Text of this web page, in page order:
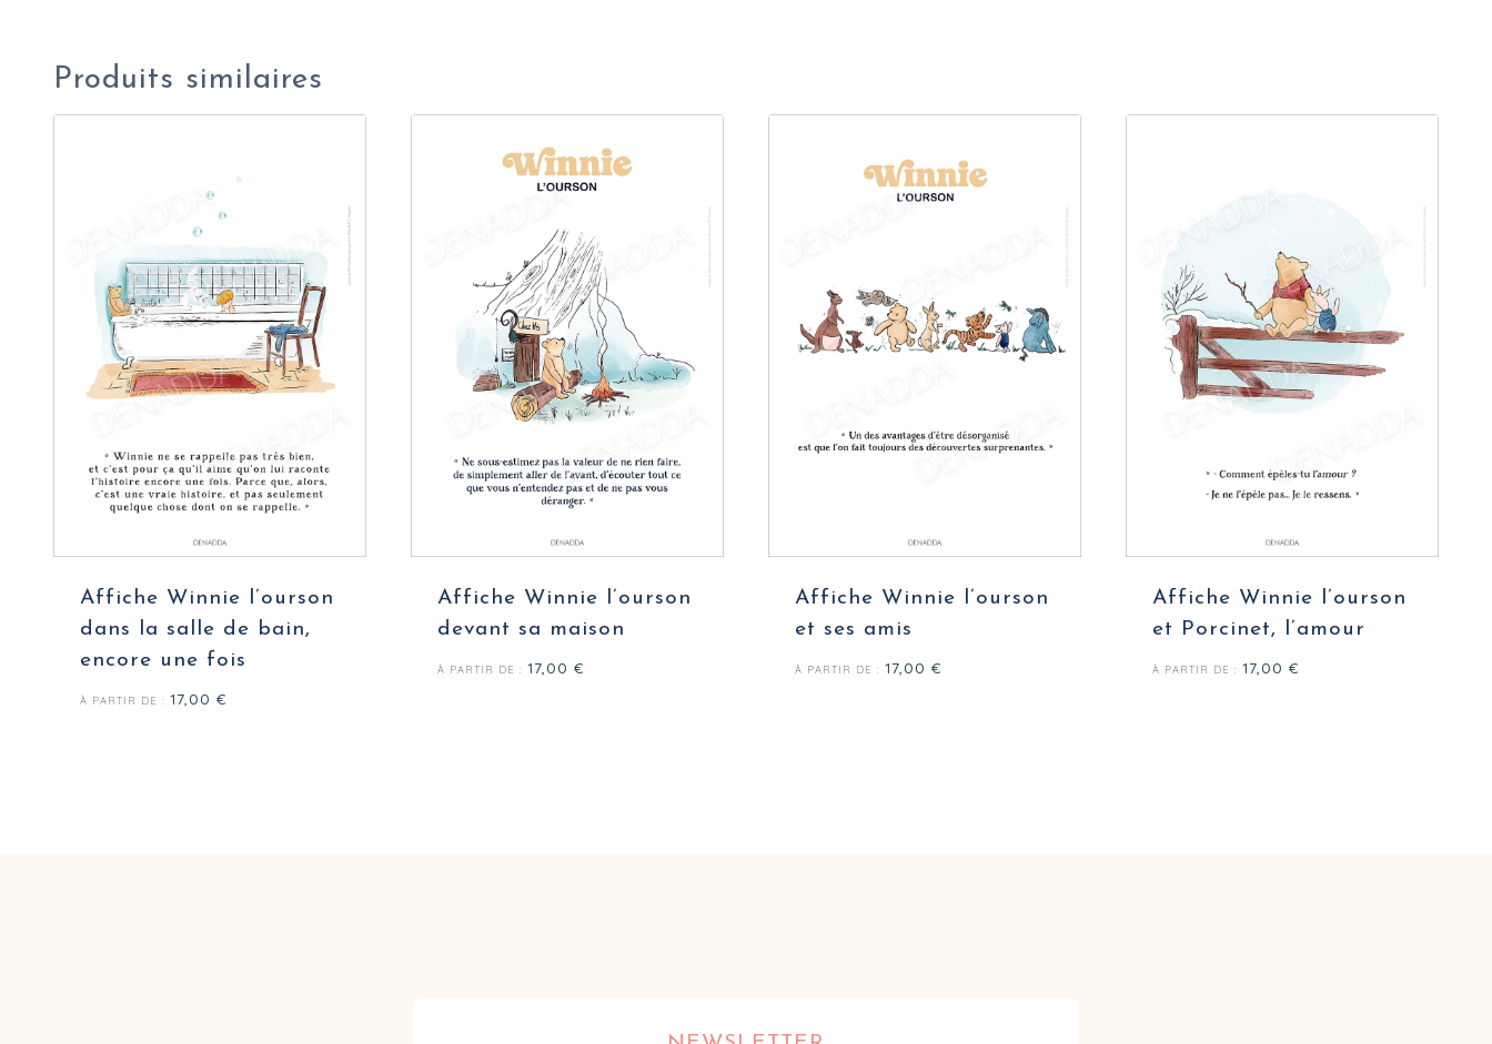
Produits similaires
Affiche Winnie l’ourson
dans la salle de bain,
encore une fois
À PARTIR DE : 17,00 €
Affiche Winnie l’ourson
devant sa maison
À PARTIR DE : 17,00 €
Affiche Winnie l’ourson
et ses amis
À PARTIR DE : 17,00 €
Affiche Winnie l’ourson
et Porcinet, l’amour
À PARTIR DE : 17,00 €